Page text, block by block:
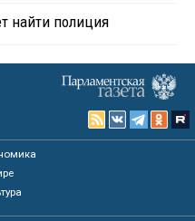
найти полиция